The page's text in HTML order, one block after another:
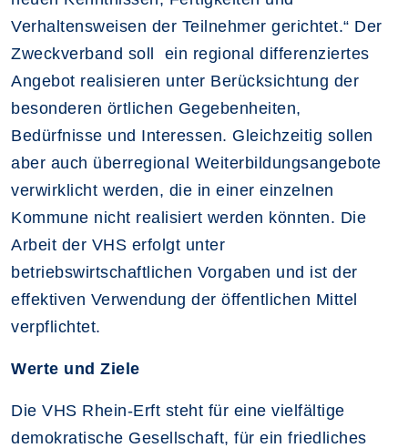
Verhaltensweisen der Teilnehmer gerichtet.“ Der
Zweckverband soll ein regional differenziertes
Angebot realisieren unter Berücksichtung der
besonderen örtlichen Gegebenheiten,
Bedürfnisse und Interessen. Gleichzeitig sollen
aber auch überregional Weiterbildungsangebote
verwirklicht werden, die in einer einzelnen
Kommune nicht realisiert werden könnten. Die
Arbeit der VHS erfolgt unter
betriebswirtschaftlichen Vorgaben und ist der
effektiven Verwendung der öffentlichen Mittel
verpflichtet.
Werte und Ziele
Die VHS Rhein-Erft steht für eine vielfältige
demokratische Gesellschaft, für ein friedliches